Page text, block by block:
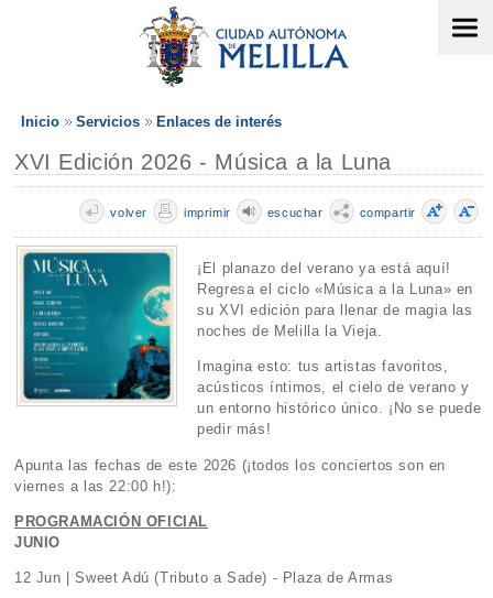
Inicio Servicios Enlaces de interés
XVI Edición 2026 - Música a la Luna
compartir
escuchar
imprimir
volver
¡El planazo del verano ya está aquí!
Regresa el ciclo «Música a la Luna» en
su XVI edición para llenar de magia las
noches de Melilla la Vieja.
Imagina esto: tus artistas favoritos,
acústicos íntimos, el cielo de verano y
un entorno histórico único. ¡No se puede
pedir más!
Apunta las fechas de este 2026 (¡todos los conciertos son en
viernes a las 22:00 h!):
PROGRAMACIÓN OFICIAL
JUNIO
12 Jun | Sweet Adú (Tributo a Sade) - Plaza de Armas